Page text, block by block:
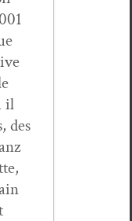
il
des